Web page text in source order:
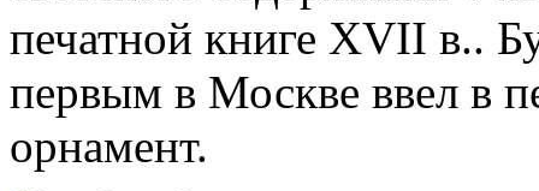
печатной книге XVII в..
первым в Москве ввел в
орнамент.